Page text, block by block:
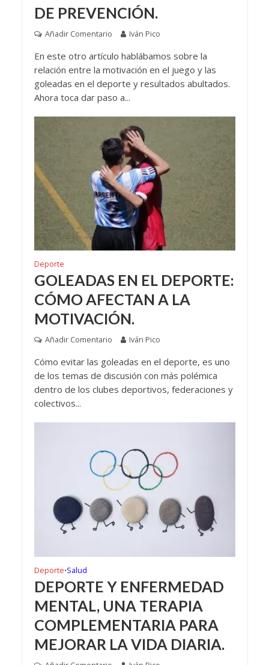
DE PREVENCIÓN.
Añadir Comentario Iván Pico
En este otro artículo hablábamos sobre la
relación entre la motivación en el juego y las
goleadas en el deporte y resultados abultados.
Ahora toca dar paso a...
Deporte
GOLEADAS EN EL DEPORTE:
CÓMO AFECTAN A LA
MOTIVACIÓN.
Añadir Comentario Iván Pico
Cómo evitar las goleadas en el deporte, es uno
de los temas de discusión con más polémica
dentro de los clubes deportivos, federaciones y
colectivos...
Deporte•Salud
DEPORTE Y ENFERMEDAD
MENTAL, UNA TERAPIA
COMPLEMENTARIA PARA
MEJORAR LA VIDA DIARIA.